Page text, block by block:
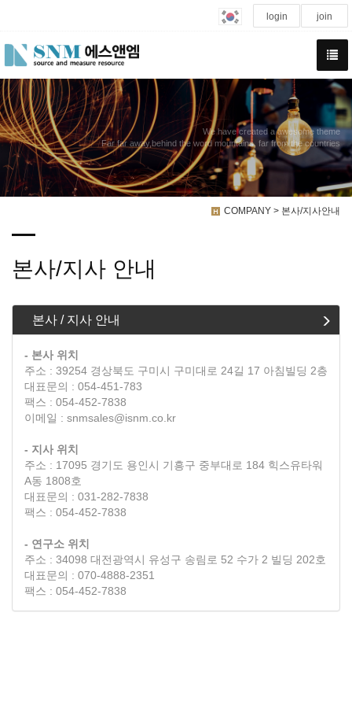
login join
We have created a awesome theme
Far far away,behind the word mountains, far from the countries
COMPANY > 본사/지사안내
본사/지사 안내
본사 / 지사 안내
- 본사 위치
주소 : 39254 경상북도 구미시 구미대로 24길 17 아침빌딩 2층
대표문의 : 054-451-783
팩스 : 054-452-7838
이메일 : snmsales@isnm.co.kr
- 지사 위치
주소 : 17095 경기도 용인시 기흥구 중부대로 184 힉스유타워
A동 1808호
대표문의 : 031-282-7838
팩스 : 054-452-7838
- 연구소 위치
주소 : 34098 대전광역시 유성구 송림로 52 수가 2 빌딩 202호
대표문의 : 070-4888-2351
팩스 : 054-452-7838